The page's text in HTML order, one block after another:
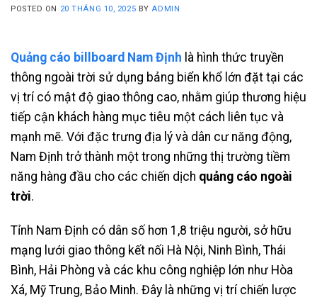
POSTED ON 20 THÁNG 10, 2025 BY ADMIN
Quảng cáo billboard Nam Định là hình thức truyền
thông ngoài trời sử dụng bảng biển khổ lớn đặt tại các
vị trí có mật độ giao thông cao, nhằm giúp thương hiệu
tiếp cận khách hàng mục tiêu một cách liên tục và
mạnh mẽ. Với đặc trưng địa lý và dân cư năng động,
Nam Định trở thành một trong những thị trường tiềm
năng hàng đầu cho các chiến dịch quảng cáo ngoài
trời.
Tỉnh Nam Định có dân số hơn 1,8 triệu người, sở hữu
mạng lưới giao thông kết nối Hà Nội, Ninh Bình, Thái
Bình, Hải Phòng và các khu công nghiệp lớn như Hòa
Xá, Mỹ Trung, Bảo Minh. Đây là những vị trí chiến lược